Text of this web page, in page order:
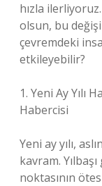
hızla
olsun, bu
çevremdeki
etkileyebilir?
1. Yeni Ay Yılı
Habercisi
Yeni ay yılı,
kavram.
noktasının